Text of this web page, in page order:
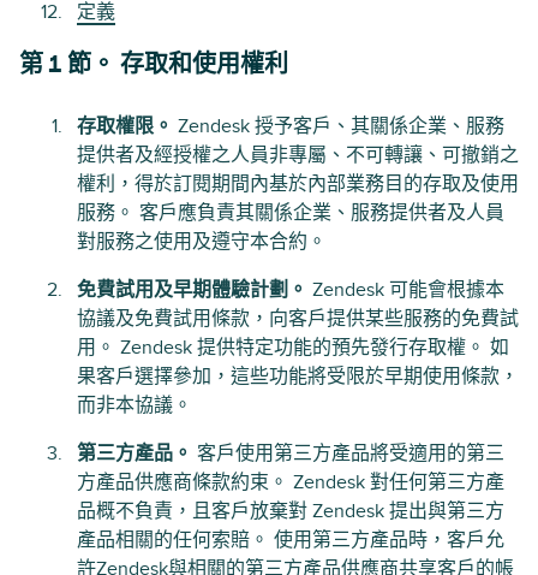
定義
第 1 節。 存取和使用權利
存取權限。 Zendesk 授予客戶、其關係企業、服務
提供者及經授權之人員非專屬、不可轉讓、可撤銷之
權利，得於訂閱期間內基於內部業務目的存取及使用
服務。 客戶應負責其關係企業、服務提供者及人員
對服務之使用及遵守本合約。
免費試用及早期體驗計劃。 Zendesk 可能會根據本
協議及免費試用條款，向客戶提供某些服務的免費試
用。 Zendesk 提供特定功能的預先發行存取權。 如
果客戶選擇參加，這些功能將受限於早期使用條款，
而非本協議。
第三方產品。 客戶使用第三方產品將受適用的第三
方產品供應商條款約束。 Zendesk 對任何第三方產
品概不負責，且客戶放棄對 Zendesk 提出與第三方
產品相關的任何索賠。 使用第三方產品時，客戶允
許Zendesk與相關的第三方產品供應商共享客戶的帳